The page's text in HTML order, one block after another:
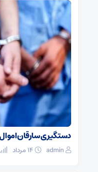
دستگیری سارقان
admin